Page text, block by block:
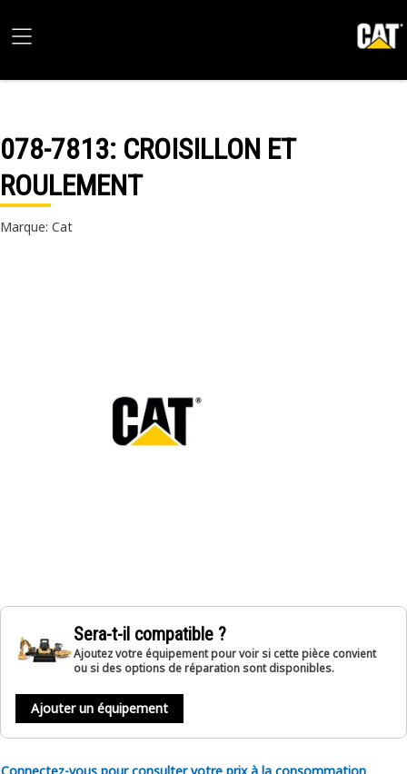
078-7813: CROISILLON ET
ROULEMENT
Marque: Cat
Sera-t-il compatible ?
Ajoutez votre équipement pour voir si cette pièce convient
ou si des options de réparation sont disponibles.
Ajouter un équipement